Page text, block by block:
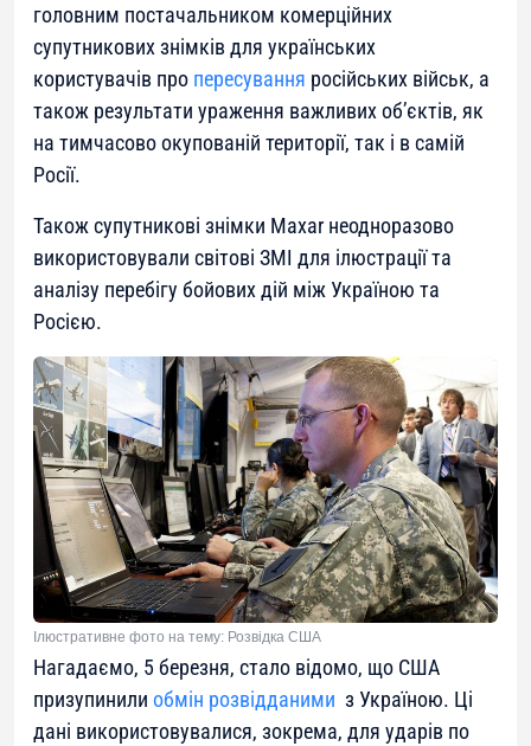
головним постачальником комерційних
супутникових знімків для українських
користувачів про пересування російських військ, а
також результати ураження важливих об’єктів, як
на тимчасово окупованій території, так і в самій
Росії.
Також супутникові знімки Maxar неодноразово
використовували світові ЗМІ для ілюстрації та
аналізу перебігу бойових дій між Україною та
Росією.
Ілюстративне фото на тему: Розвідка США
Нагадаємо, 5 березня, стало відомо, що США
призупинили обмін розвідданими з Україною. Ці
дані використовувалися, зокрема, для ударів по